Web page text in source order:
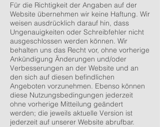
Für die Richtigkeit der Angaben auf der
Website übernehmen wir keine Haftung. Wir
weisen ausdrücklich darauf hin, dass
Ungenauigkeiten oder Schreibfehler nicht
ausgeschlossen werden können. Wir
behalten uns das Recht vor, ohne vorherige
Ankündigung Änderungen und/oder
Verbesserungen an der Website und an
den sich auf diesen befindlichen
Angeboten vorzunehmen. Ebenso können
diese Nutzungsbedingungen jederzeit
ohne vorherige Mitteilung geändert
werden; die jeweils aktuelle Version ist
jederzeit auf unserer Website abrufbar.